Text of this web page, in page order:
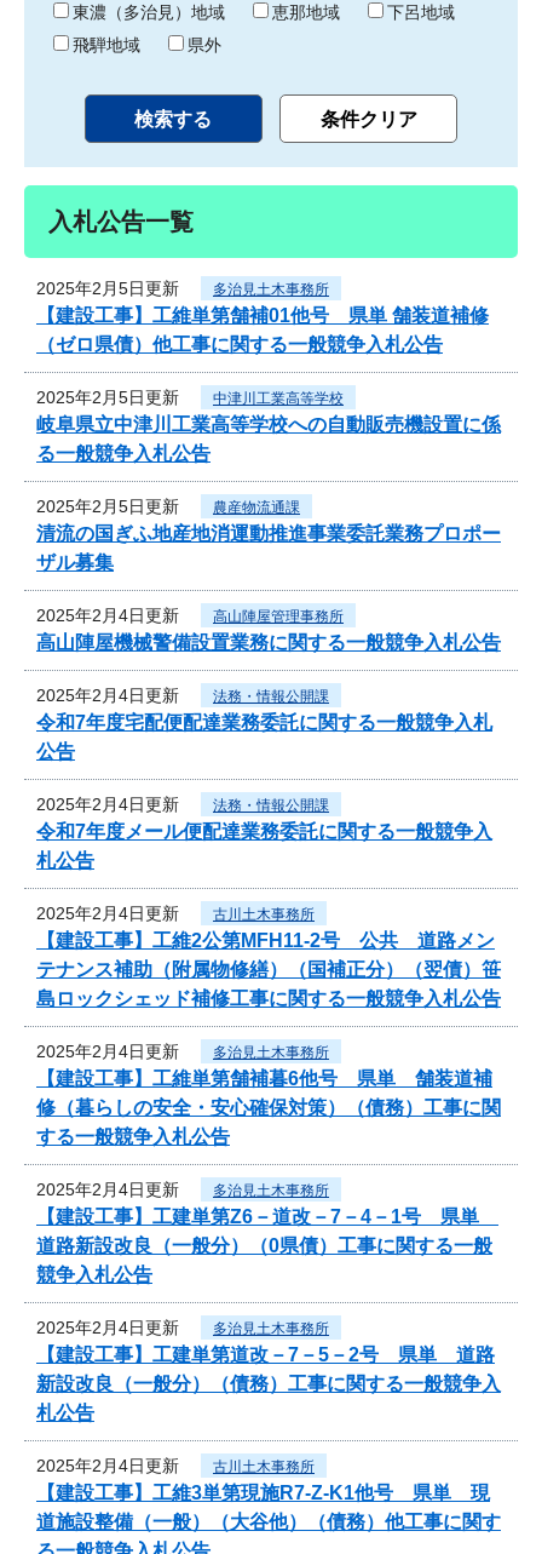
東濃（多治見）地域
恵那地域
下呂地域
飛騨地域
県外
入札公告一覧
2025年2月5日更新 多治見土木事務所
【建設工事】工維単第舗補01他号 県単 舗装道補修
（ゼロ県債）他工事に関する一般競争入札公告
2025年2月5日更新 中津川工業高等学校
岐阜県立中津川工業高等学校への自動販売機設置に係
る一般競争入札公告
2025年2月5日更新 農産物流通課
清流の国ぎふ地産地消運動推進事業委託業務プロポー
ザル募集
2025年2月4日更新 高山陣屋管理事務所
高山陣屋機械警備設置業務に関する一般競争入札公告
2025年2月4日更新 法務・情報公開課
令和7年度宅配便配達業務委託に関する一般競争入札
公告
2025年2月4日更新 法務・情報公開課
令和7年度メール便配達業務委託に関する一般競争入
札公告
2025年2月4日更新 古川土木事務所
【建設工事】工維2公第MFH11-2号 公共 道路メン
テナンス補助（附属物修繕）（国補正分）（翌債）笹
島ロックシェッド補修工事に関する一般競争入札公告
2025年2月4日更新 多治見土木事務所
【建設工事】工維単第舗補暮6他号 県単 舗装道補
修（暮らしの安全・安心確保対策）（債務）工事に関
する一般競争入札公告
2025年2月4日更新 多治見土木事務所
【建設工事】工建単第Z6－道改－7－4－1号 県単
道路新設改良（一般分）（0県債）工事に関する一般
競争入札公告
2025年2月4日更新 多治見土木事務所
【建設工事】工建単第道改－7－5－2号 県単 道路
新設改良（一般分）（債務）工事に関する一般競争入
札公告
2025年2月4日更新 古川土木事務所
【建設工事】工維3単第現施R7-Z-K1他号 県単 現
道施設整備（一般）（大谷他）（債務）他工事に関す